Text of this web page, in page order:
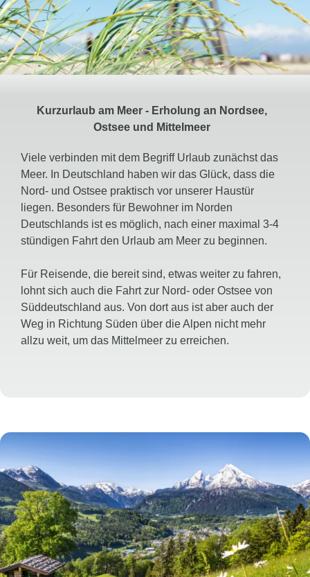
Kurzurlaub am Meer - Erholung an Nordsee,
Ostsee und Mittelmeer
Viele verbinden mit dem Begriff Urlaub zunächst das
Meer. In Deutschland haben wir das Glück, dass die
Nord- und Ostsee praktisch vor unserer Haustür
liegen. Besonders für Bewohner im Norden
Deutschlands ist es möglich, nach einer maximal 3-4
stündigen Fahrt den Urlaub am Meer zu beginnen.
Für Reisende, die bereit sind, etwas weiter zu fahren,
lohnt sich auch die Fahrt zur Nord- oder Ostsee von
Süddeutschland aus. Von dort aus ist aber auch der
Weg in Richtung Süden über die Alpen nicht mehr
allzu weit, um das Mittelmeer zu erreichen.